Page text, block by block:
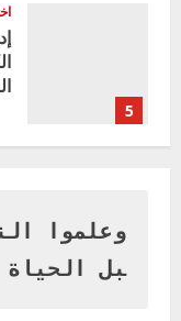
5
وعلموا
بل الحياة